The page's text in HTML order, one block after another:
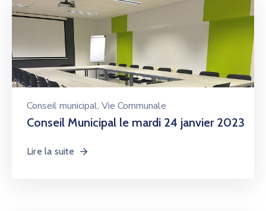
Conseil municipal‚ Vie Communale
Conseil Municipal le mardi 24 janvier 2023
Lire la suite